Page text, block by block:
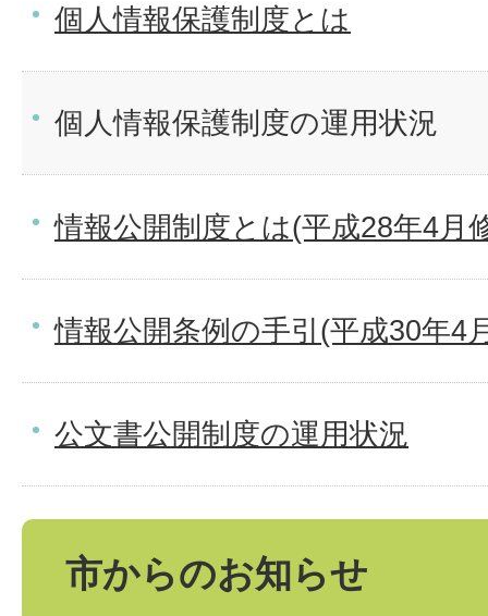
個人情報保護制度とは
個人情報保護制度の運用状況
情報公開制度とは(平成28年4月
情報公開条例の手引(平成30年4
公文書公開制度の運用状況
市からのお知らせ